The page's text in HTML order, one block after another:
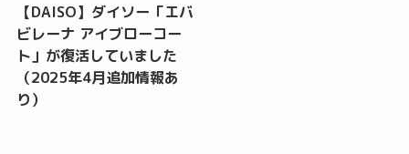
【DAISO】ダイソー「エバ
ビレーナ アイブローコー
ト」が復活していました
（2025年4月追加情報あ
り）